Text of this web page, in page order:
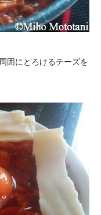
囲にとろけるチーズを